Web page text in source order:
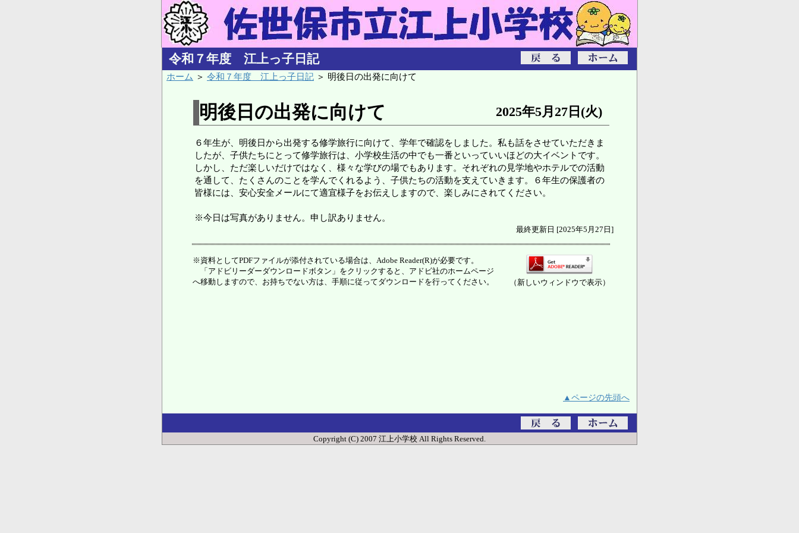
令和７年度 江上っ子日記
ホーム ＞ 令和７年度 江上っ子日記 ＞ 明後日の出発に向けて
明後日の出発に向けて 2025年5月27日(火)
６年生が、明後日から出発する修学旅行に向けて、学年で確認をしました。私も話をさせていただきま
したが、子供たちにとって修学旅行は、小学校生活の中でも一番といっていいほどの大イベントです。
しかし、ただ楽しいだけではなく、様々な学びの場でもあります。それぞれの見学地やホテルでの活動
を通して、たくさんのことを学んでくれるよう、子供たちの活動を支えていきます。６年生の保護者の
皆様には、安心安全メールにて適宜様子をお伝えしますので、楽しみにされてください。
※今日は写真がありません。申し訳ありません。
最終更新日 [2025年5月27日]
※資料としてPDFファイルが添付されている場合は、Adobe Reader(R)が必要です。
「アドビリーダーダウンロードボタン」をクリックすると、アドビ社のホームページ
へ移動しますので、お持ちでない方は、手順に従ってダウンロードを行ってください。
（新しいウィンドウで表示）
▲ページの先頭へ
Copyright (C) 2007 江上小学校 All Rights Reserved.